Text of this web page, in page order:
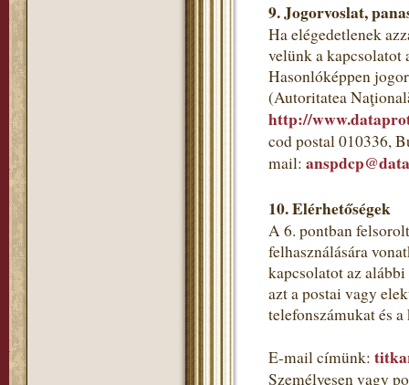
9. Jogorvoslat,
Ha elégedetlenek
velünk a kapcsolatot
Hasonlóképpen
(Autoritatea
http://
cod postal 010336,
mail:
10. Elérhetőségek
A 6. pontban
felhasználására
kapcsolatot az
azt a postai vagy
telefonszámukat és
E-mail címünk:
Személyesen vagy